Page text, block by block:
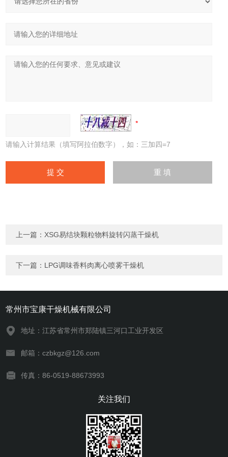
请输入计算结果（填写阿拉伯数字），如：三加四=7
上一篇： XSG易结块颗粒物料旋转闪蒸干燥机
下一篇： LPG调味香料肉离心喷雾干燥机
常州市宝康干燥机械有限公司
地址：江苏省常州市郑陆镇三河口工业开发区
邮箱：czbkgz@126.com
传真：86-0519-88673993
关注我们